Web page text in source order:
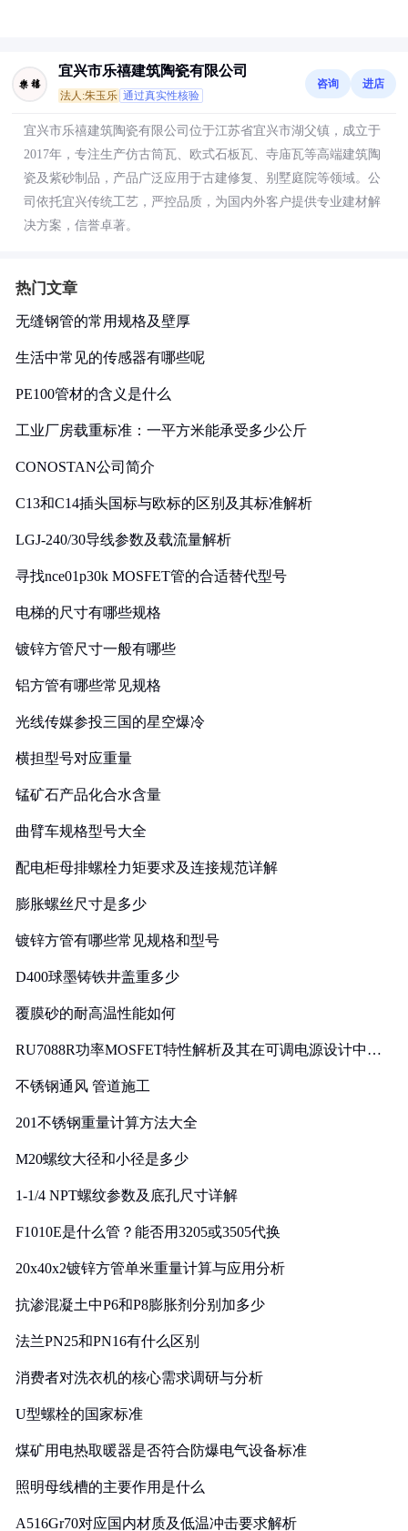
宜兴市乐禧建筑陶瓷有限公司
法人:朱玉乐 通过真实性核验
咨询 进店
宜兴市乐禧建筑陶瓷有限公司位于江苏省宜兴市湖父镇，成立于
2017年，专注生产仿古筒瓦、欧式石板瓦、寺庙瓦等高端建筑陶
瓷及紫砂制品，产品广泛应用于古建修复、别墅庭院等领域。公
司依托宜兴传统工艺，严控品质，为国内外客户提供专业建材解
决方案，信誉卓著。
热门文章
无缝钢管的常用规格及壁厚
生活中常见的传感器有哪些呢
PE100管材的含义是什么
工业厂房载重标准：一平方米能承受多少公斤
CONOSTAN公司简介
C13和C14插头国标与欧标的区别及其标准解析
LGJ-240/30导线参数及载流量解析
寻找nce01p30k MOSFET管的合适替代型号
电梯的尺寸有哪些规格
镀锌方管尺寸一般有哪些
铝方管有哪些常见规格
光线传媒参投三国的星空爆冷
横担型号对应重量
锰矿石产品化合水含量
曲臂车规格型号大全
配电柜母排螺栓力矩要求及连接规范详解
膨胀螺丝尺寸是多少
镀锌方管有哪些常见规格和型号
D400球墨铸铁井盖重多少
覆膜砂的耐高温性能如何
RU7088R功率MOSFET特性解析及其在可调电源设计中的
不锈钢通风 管道施工
201不锈钢重量计算方法大全
M20螺纹大径和小径是多少
1-1/4 NPT螺纹参数及底孔尺寸详解
F1010E是什么管？能否用3205或3505代换
20x40x2镀锌方管单米重量计算与应用分析
抗渗混凝土中P6和P8膨胀剂分别加多少
法兰PN25和PN16有什么区别
消费者对洗衣机的核心需求调研与分析
U型螺栓的国家标准
煤矿用电热取暖器是否符合防爆电气设备标准
照明母线槽的主要作用是什么
A516Gr70对应国内材质及低温冲击要求解析